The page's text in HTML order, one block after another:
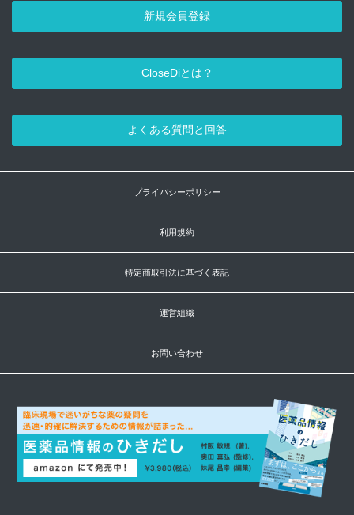
新規会員登録
CloseDiとは？
よくある質問と回答
プライバシーポリシー
利用規約
特定商取引法に基づく表記
運営組織
お問い合わせ